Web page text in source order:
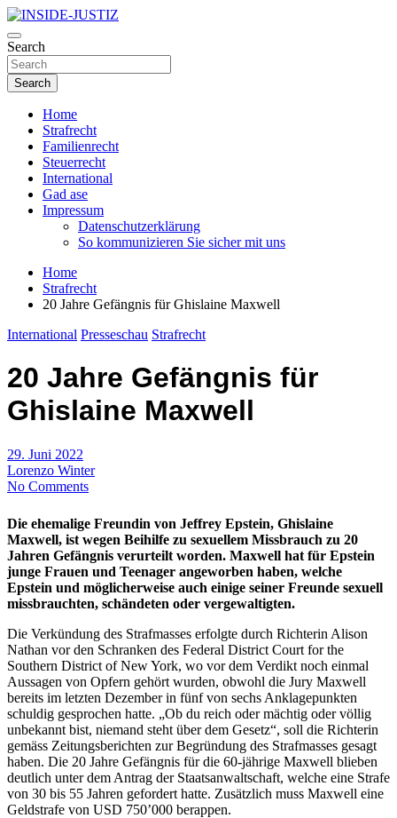
Skip
to
content
INSIDE-JUSTIZ
Investigativer Journalismus zur Dritten Gewalt
Search
Search
Home
Strafrecht
Familienrecht
Steuerrecht
International
Gad ase
Impressum
Datenschutzerklärung
So kommunizieren Sie sicher mit uns
Home
Strafrecht
20 Jahre Gefängnis für Ghislaine Maxwell
International Presseschau Strafrecht
20 Jahre Gefängnis für
Ghislaine Maxwell
29. Juni 2022
Lorenzo Winter
No Comments
Die ehemalige Freundin von Jeffrey Epstein, Ghislaine
Maxwell, ist wegen Beihilfe zu sexuellem Missbrauch zu 20
Jahren Gefängnis verurteilt worden. Maxwell hat für Epstein
junge Frauen und Teenager angeworben haben, welche
Epstein und möglicherweise auch einige seiner Freunde sexuell
missbrauchten, schändeten oder vergewaltigten.
Die Verkündung des Strafmasses erfolgte durch Richterin Alison
Nathan vor den Schranken des Federal District Court for the
Southern District of New York, wo vor dem Verdikt noch einmal
Aussagen von Opfern gehört wurden, obwohl die Jury Maxwell
bereits im letzten Dezember in fünf von sechs Anklagepunkten
schuldig gesprochen hatte. „Ob du reich oder mächtig oder völlig
unbekannt bist, niemand steht über dem Gesetz“, soll die Richterin
gemäss Zeitungsberichten zur Begründung des Strafmasses gesagt
haben. Die 20 Jahre Gefängnis für die 60-jährige Maxwell blieben
deutlich unter dem Antrag der Staatsanwaltschaft, welche eine Strafe
von 30 bis 55 Jahren gefordert hatte. Zusätzlich muss Maxwell eine
Geldstrafe von USD 750’000 berappen.